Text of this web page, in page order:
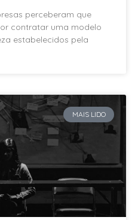
perceberam que
contratar uma modelo
estabelecidos pela
MAIS LIDO